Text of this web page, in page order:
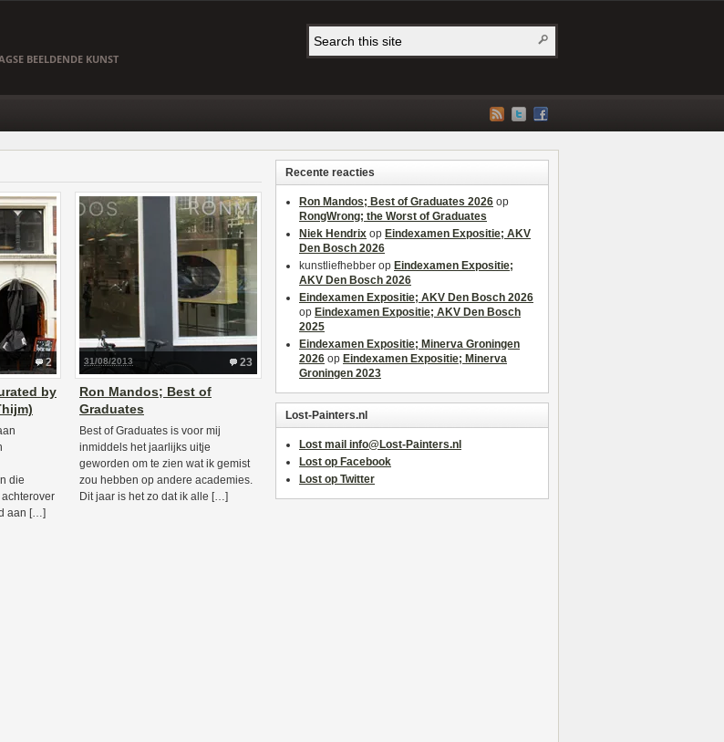
BEELDENDE KUNST
2
by
die
aan […]
23
31/08/2013
Ron Mandos; Best of
Graduates
Best of Graduates is voor mij
inmiddels het jaarlijks uitje
geworden om te zien wat ik gemist
zou hebben op andere academies.
Dit jaar is het zo dat ik alle […]
Recente reacties
Ron Mandos; Best of Graduates 2026 op
RongWrong; the Worst of Graduates
Niek Hendrix op Eindexamen Expositie; AKV
Den Bosch 2026
kunstliefhebber op Eindexamen Expositie;
AKV Den Bosch 2026
Eindexamen Expositie; AKV Den Bosch 2026
op Eindexamen Expositie; AKV Den Bosch
2025
Eindexamen Expositie; Minerva Groningen
2026 op Eindexamen Expositie; Minerva
Groningen 2023
Lost-Painters.nl
Lost mail info@Lost-Painters.nl
Lost op Facebook
Lost op Twitter